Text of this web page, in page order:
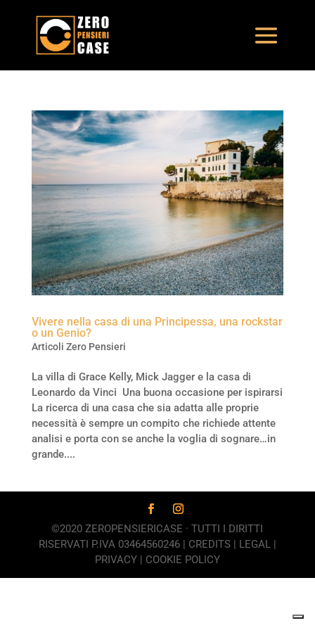
Vivere nella casa di una Principessa, una rockstar
o un Genio?
Articoli Zero Pensieri
La villa di Grace Kelly, Mick Jagger e la casa di
Leonardo da Vinci Una buona occasione per ispirarsi
La ricerca di una casa che sia adatta alle proprie
necessità è sempre un compito che richiede attente
analisi e porta con se anche la voglia di sognare…in
grande....
©2020 ZEROPENSIERICASE · TUTTI I DIRITTI
RISERVATI P.IVA 03464560246 | CREDITS| LEGAL|
PRIVACY| COOKIE POLICY